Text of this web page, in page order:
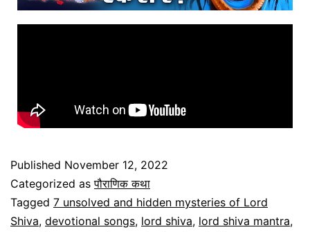
Published November 12, 2022
Categorized asपौराणिक कथा
Tagged 7 unsolved and hidden mysteries of Lord
Shiva, devotional songs, lord shiva, lord shiva mantra,